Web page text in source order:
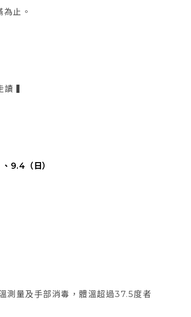
止。
讀 ▍
9.4（日）
測量及手部消毒，體溫超過37.5度者